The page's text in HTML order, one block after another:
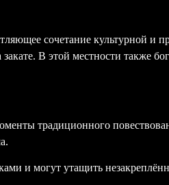
сочетание культурной
В этой местности также
традиционного
и могут утащить